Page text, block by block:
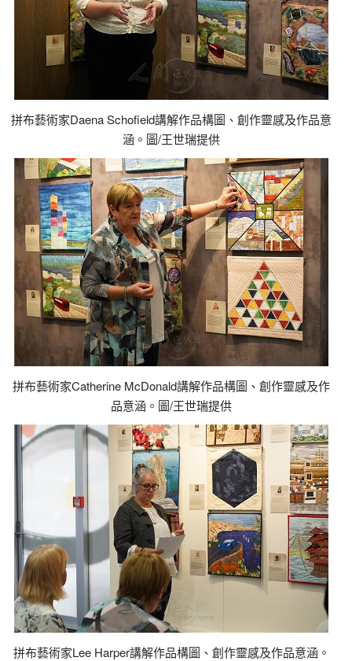
拼布藝術家Daena Schofield講解作品構圖、創作靈感及作品意
涵。圖/王世瑞提供
拼布藝術家Catherine McDonald講解作品構圖、創作靈感及作
品意涵。圖/王世瑞提供
拼布藝術家Lee Harper講解作品構圖、創作靈感及作品意涵。